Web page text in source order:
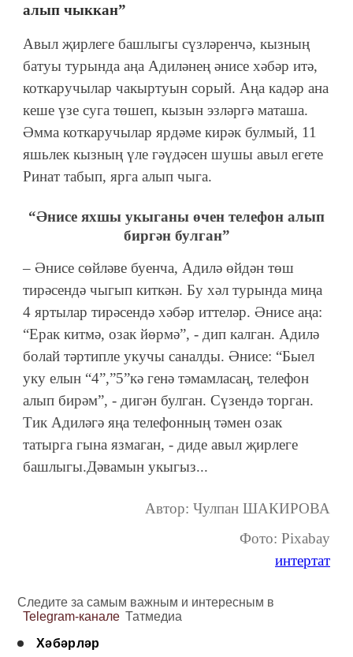
алып чыккан”
Авыл җирлеге башлыгы сүзләренчә, кызның
батуы турында аңа Адиләнең әнисе хәбәр итә,
коткаручылар чакыртуын сорый. Аңа кадәр ана
кеше үзе суга төшеп, кызын эзләргә маташа.
Әмма коткаручылар ярдәме кирәк булмый, 11
яшьлек кызның үле гәүдәсен шушы авыл егете
Ринат табып, ярга алып чыга.
“Әнисе яхшы укыганы өчен телефон алып
биргән булган”
– Әнисе сөйләве буенча, Адилә өйдән төш
тирәсендә чыгып киткән. Бу хәл турында миңа
4 яртылар тирәсендә хәбәр иттеләр. Әнисе аңа:
“Ерак китмә, озак йөрмә”, - дип калган. Адилә
болай тәртипле укучы саналды. Әнисе: “Быел
уку елын “4”,”5”кә генә тәмамласаң, телефон
алып бирәм”, - дигән булган. Сүзендә торган.
Тик Адиләгә яңа телефонның тәмен озак
татырга гына язмаган, - диде авыл җирлеге
башлыгы.Дәвамын укыгыз...
Автор: Чулпан ШАКИРОВА
Фото: Pixabay
интертат
Следите за самым важным и интересным в
Telegram-канале Татмедиа
Хәбәрләр